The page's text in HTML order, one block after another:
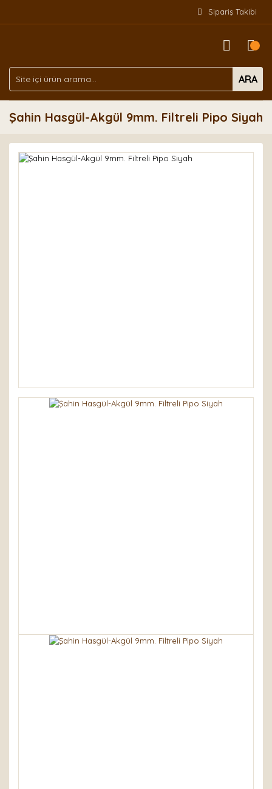
Sipariş Takibi
ARA
Şahin Hasgül-Akgül 9mm. Filtreli Pipo Siyah